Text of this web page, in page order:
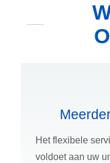
Het flexibele
voldoet aan uw